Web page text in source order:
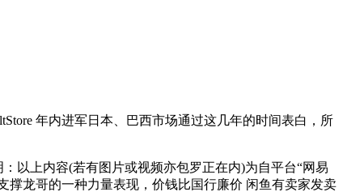
年内进军日本、巴西市场通过这几年的时间表白，所
上内容(若有图片或视频亦包罗正在内)为自平台“网易
龙哥的一种力量表现，价钱比国行廉价 闲鱼有卖家发卖